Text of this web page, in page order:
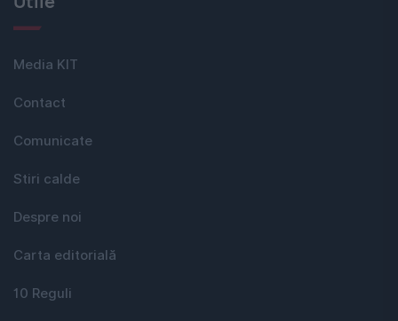
Media KIT
Contact
Comunicate
Stiri calde
Despre noi
Carta editorială
10 Reguli